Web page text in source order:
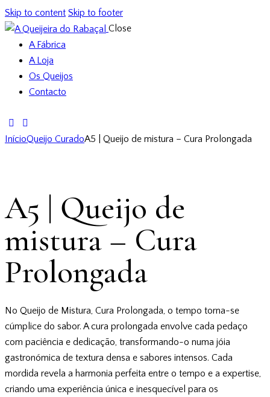
Skip to content Skip to footer
Close
A Fábrica
A Loja
Os Queijos
Contacto
InícioQueijo CuradoA5 | Queijo de mistura – Cura Prolongada
A5 | Queijo de
mistura – Cura
Prolongada
No Queijo de Mistura, Cura Prolongada, o tempo torna-se
cúmplice do sabor. A cura prolongada envolve cada pedaço
com paciência e dedicação, transformando-o numa jóia
gastronómica de textura densa e sabores intensos. Cada
mordida revela a harmonia perfeita entre o tempo e a expertise,
criando uma experiência única e inesquecível para os